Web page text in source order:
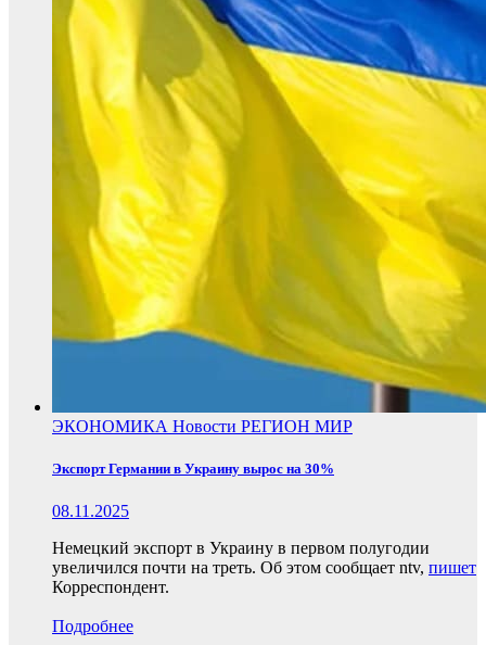
ЭКОНОМИКА Новости РЕГИОН МИР
Экспорт Германии в Украину вырос на 30%
08.11.2025
Немецкий экспорт в Украину в первом полугодии
увеличился почти на треть. Об этом сообщает ntv, пишет
Корреспондент.
Подробнее